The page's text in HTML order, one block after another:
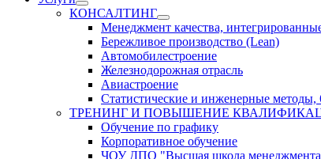
КОНСАЛТИНГ
Менеджмент качества,
Бережливое производство (Lean)
Автомобилестроение
Железнодорожная отрасль
Авиастроение
Статистические и инженерные методы,
ТРЕНИНГ И ПОВЫШЕНИЕ
Обучение по графику
Корпоративное обучение
ЧОУ ДПО "Высшая школа менеджмента